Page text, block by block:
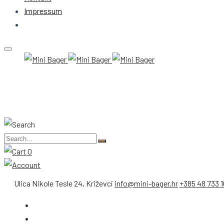
Impressum
0
Ulica Nikole Tesle 24, Križevci info@mini-bager.hr +385 48 733